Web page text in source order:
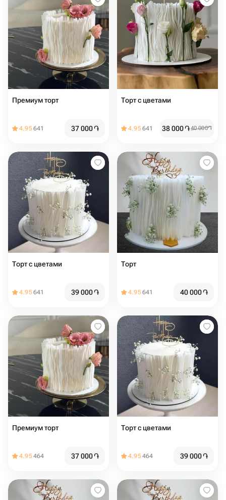
Премиум торт
4.95641 37 000֏
Торт с цветами️
4.95641 38 000֏40 000֏
Торт с цветами
4.95641 39 000֏
Торт
4.95641 40 000֏
Премиум торт
4.95464 37 000֏
Торт с цветами
4.95464 39 000֏